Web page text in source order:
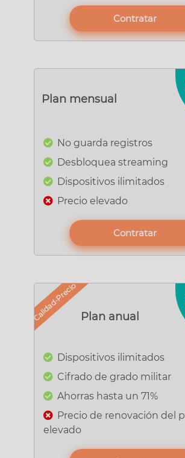
Contratar
Plan mensual
No guarda registros
Desbloquea streaming
Dispositivos ilimitados
Precio elevado
Contratar
Calidad-Precio Plan anual
Dispositivos ilimitados
Cifrado de grado militar
Ahorras hasta un 71%
Precio de renovación del
elevado